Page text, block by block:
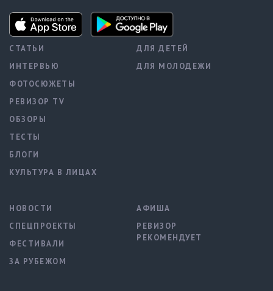
СТАТЬИ
ИНТЕРВЬЮ
ФОТОСЮЖЕТЫ
РЕВИЗОР TV
ОБЗОРЫ
ТЕСТЫ
БЛОГИ
КУЛЬТУРА В ЛИЦАХ
ДЛЯ ДЕТЕЙ
ДЛЯ МОЛОДЕЖИ
НОВОСТИ
СПЕЦПРОЕКТЫ
ФЕСТИВАЛИ
ЗА РУБЕЖОМ
АФИША
РЕВИЗОР
РЕКОМЕНДУЕТ